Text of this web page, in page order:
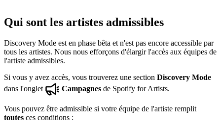
Qui sont les artistes admissibles
Discovery Mode est en phase bêta et n'est pas encore accessible par
tous les artistes. Nous nous efforçons d'élargir l'accès aux équipes de
l'artiste admissibles.
Si vous y avez accès, vous trouverez une section Discovery Mode
dans l'onglet
Campagnes de Spotify for Artists.
Vous pouvez être admissible si votre équipe de l'artiste remplit
toutes ces conditions :